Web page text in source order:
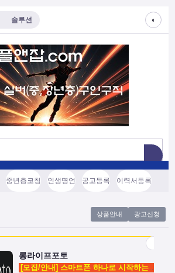
솔루션 ◐
중년층코칭 인생명언 공고등록 이력서등록
상품안내 광고신청
롱라이프포토
[모집/안내] 스마트폰 하나로 시작하는 …
롱라이프포토
[모집/안내] 스마트폰 하나로 시작하는 …